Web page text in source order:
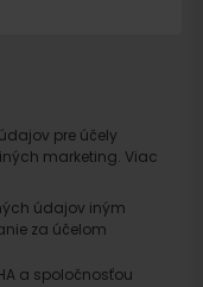
pre účely
marketing. Viac
údajov iným
za účelom
a spoločnosťou